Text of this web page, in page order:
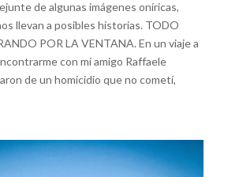
de algunas imágenes oníricas,
llevan a posibles historias. TODO
POR LA VENTANA. En un viaje a
con mi amigo Raffaele
de un homicidio que no cometí,